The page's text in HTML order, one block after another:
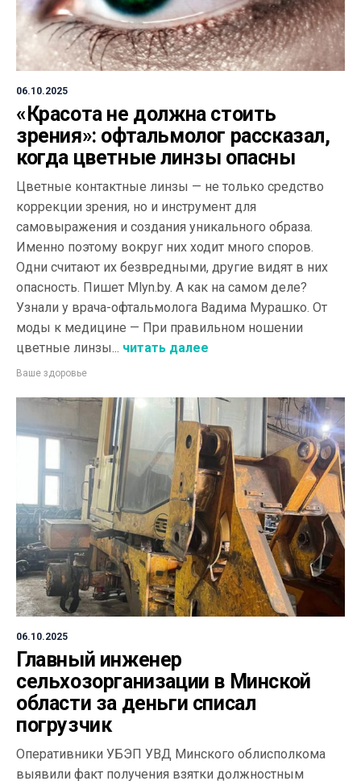
06.10.2025
«Красота не должна стоить
зрения»: офтальмолог рассказал,
когда цветные линзы опасны
Цветные контактные линзы — не только средство
коррекции зрения, но и инструмент для
самовыражения и создания уникального образа.
Именно поэтому вокруг них ходит много споров.
Одни считают их безвредными, другие видят в них
опасность. Пишет Mlyn.by. А как на самом деле?
Узнали у врача-офтальмолога Вадима Мурашко. От
моды к медицине — При правильном ношении
цветные линзы... читать далее
Ваше здоровье
06.10.2025
Главный инженер
сельхозорганизации в Минской
области за деньги списал
погрузчик
Оперативники УБЭП УВД Минского облисполкома
выявили факт получения взятки должностным